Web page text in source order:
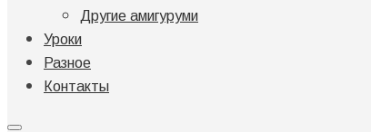
Другие амигуруми
Уроки
Разное
Контакты